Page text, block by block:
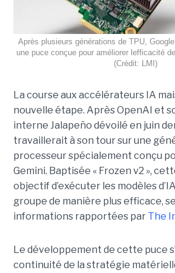
Après plusieurs générations de TPU,
une puce conçue pour améliorer lefficacité
(Crédit: LMI)
La course aux accélérateurs IA
nouvelle étape. Après OpenAI et
interne Jalapeño dévoilé en juin
travaillerait à son tour sur une
processeur spécialement conçu
Gemini. Baptisée « Frozen v2 »,
objectif d’exécuter les modèles
groupe de manière plus efficace,
informations rapportées par The
Le développement de cette puce
continuité de la stratégie